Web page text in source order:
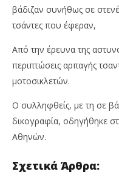
βάδιζαν συνήθως σε
τσάντες που έφεραν,
Από την έρευνα της
περιπτώσεις αρπαγής
μοτοσικλετών.
Ο συλληφθείς, με τη σε
δικογραφία, οδηγήθηκε
Αθηνών.
Σχετικά Άρθρα: